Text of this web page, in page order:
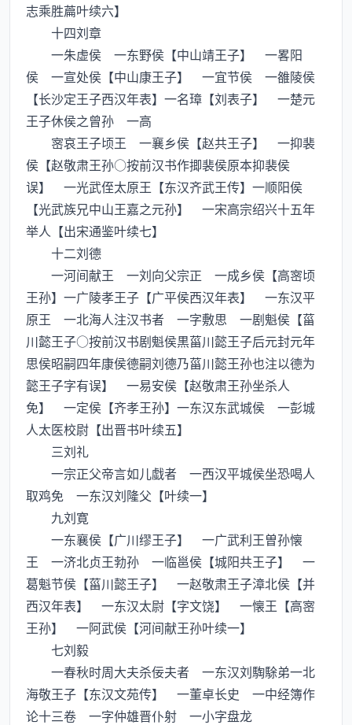
志乘胜萹叶续六】
十四刘章
一朱虚侯 一东野侯【中山靖王子】 一畧阳
侯 一宣处侯【中山康王子】 一宜节侯 一雒陵侯
【长沙定王子西汉年表】一名璋【刘表子】 一楚元
王子休侯之曾孙 一高
宻哀王子顷王 一襄乡侯【赵共王子】 一抑裴
侯【赵敬肃王孙○按前汉书作揤裴侯原本抑裴侯
误】 一光武侄太原王【东汉齐武王传】一顺阳侯
【光武族兄中山王嘉之元孙】 一宋高宗绍兴十五年
举人【出宋通鉴叶续七】
十二刘德
一河间献王 一刘向父宗正 一成乡侯【高宻顷
王孙】一广陵孝王子【广平侯西汉年表】 一东汉平
原王 一北海人注汉书者 一字敷思 一剧魁侯【菑
川懿王子○按前汉书剧魁侯黒菑川懿王子后元封元年
思侯昭嗣四年康侯德嗣刘德乃菑川懿王孙也注以德为
懿王子字有误】 一易安侯【赵敬肃王孙坐杀人
免】 一定侯【齐孝王孙】一东汉东武城侯 一彭城
人太医校尉【出晋书叶续五】
三刘礼
一宗正父帝言如儿戱者 一西汉平城侯坐恐喝人
取鸡免 一东汉刘隆父【叶续一】
九刘寛
一东襄侯【广川缪王子】 一广武利王曽孙懐
王 一济北贞王勃孙 一临邕侯【城阳共王子】 一
葛魁节侯【菑川懿王子】 一赵敬肃王子漳北侯【并
西汉年表】 一东汉太尉【字文饶】 一懐王【高宻
王孙】 一阿武侯【河间献王孙叶续一】
七刘毅
一春秋时周大夫杀佞夫者 一东汉刘騊駼弟一北
海敬王子【东汉文苑传】 一董卓长史 一中经簿作
论十三卷 一字仲雄晋仆射 一小字盘龙